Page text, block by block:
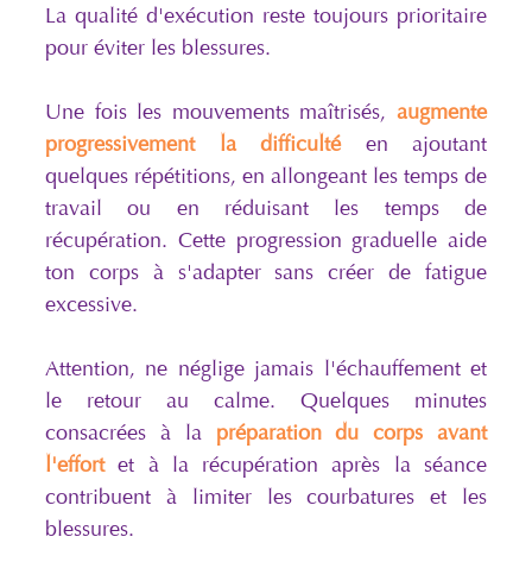
La qualité d'exécution reste toujours prioritaire
pour éviter les blessures.
Une fois les mouvements maîtrisés, augmente
progressivement la difficultéen ajoutant
quelques répétitions, en allongeant les temps de
travail ou en réduisant les temps de
récupération. Cette progression graduelle aide
ton corps à s'adapter sans créer de fatigue
excessive.
Attention, ne néglige jamais l'échauffement et
le retour au calme. Quelques minutes
consacrées à la préparation du corps avant
l'effortet à la récupération après la séance
contribuent à limiter les courbatures et les
blessures.